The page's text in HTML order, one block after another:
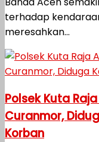
terhadap
meresahkan...
Polsek Kuta
Curanmor,
Korban